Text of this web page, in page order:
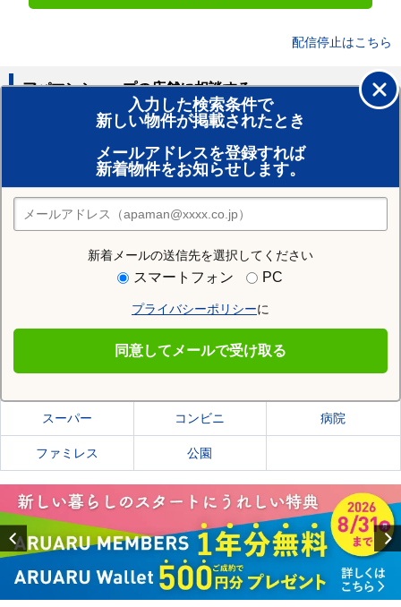
配信停止はこちら
入力した検索条件で
新しい物件が掲載されたとき
メールアドレスを登録すれば
新着物件をお知らせします。
新着メールの送信先を選択してください
スマートフォン PC
プライバシーポリシーに
同意してメールで受け取る
アパマンショップの店舗に相談する
賃貸のプロがお部屋探し！
おまかせ物件リクエスト
住みたい街の店舗を探す
店舗検索
住む街研究所で新潟市中央区の情報を見る
新潟市中央区の施設一覧
スーパー コンビニ 病院
ファミレス 公園
Previous